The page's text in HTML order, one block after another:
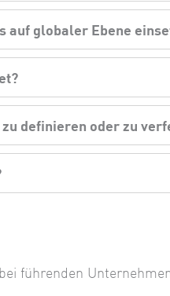
auf globaler Ebene
definieren oder zu
führenden